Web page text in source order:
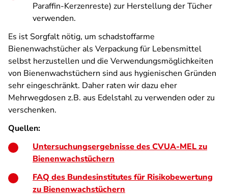
Paraffin-Kerzenreste) zur Herstellung der Tücher
verwenden.
Es ist Sorgfalt nötig, um schadstoffarme
Bienenwachstücher als Verpackung für Lebensmittel
selbst herzustellen und die Verwendungsmöglichkeiten
von Bienenwachstüchern sind aus hygienischen Gründen
sehr eingeschränkt. Daher raten wir dazu eher
Mehrwegdosen z.B. aus Edelstahl zu verwenden oder zu
verschenken.
Quellen:
Untersuchungsergebnisse des CVUA-MEL zu
Bienenwachstüchern
FAQ des Bundesinstitutes für Risikobewertung
zu Bienenwachstüchern